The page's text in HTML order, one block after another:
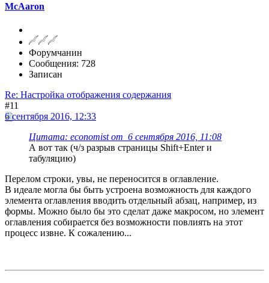
McAaron
Форумчанин
Сообщения: 728
Записан
Re: Настройка отображения содержания
#11
6 сентября 2016, 12:33
Цитата: economist от 6 сентября 2016, 11:08
А вот так (ч/з разрыв страницы Shift+Enter и
табуляцию)
Перелом строки, увы, не переносится в оглавление.
В идеале могла бы быть устроена возможность для каждого
элемента оглавления вводить отдельный абзац, например, из
формы. Можно было бы это сделат даже макросом, но элемент
оглавления собирается без возможности повлиять на этот
процесс извне. К сожалению...